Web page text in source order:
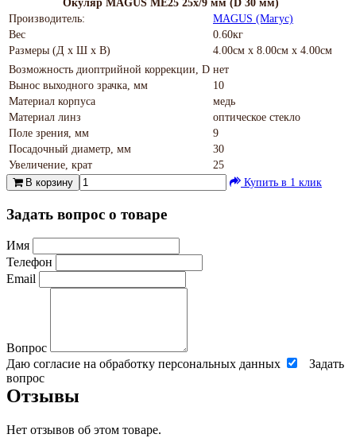
Окуляр MAGUS ME25 25х/9 мм (D 30 мм)
Производитель:
MAGUS (Магус)
Вес
0.60кг
Размеры (Д х Ш х В)
4.00см x 8.00см x 4.00см
Возможность диоптрийной коррекции, D нет
Вынос выходного зрачка, мм
10
Материал корпуса
медь
Материал линз
оптическое стекло
Поле зрения, мм
9
Посадочный диаметр, мм
30
Увеличение, крат
25
В корзину
Купить в 1 клик
Задать вопрос о товаре
Имя
Телефон
Email
Вопрос
Даю согласие на обработку персональных данных
Задать
вопрос
Отзывы
Нет отзывов об этом товаре.